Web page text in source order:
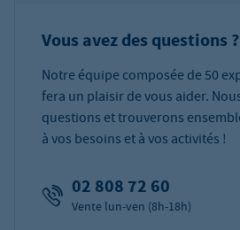
Vous avez des questions ?
Notre équipe composée de 50
fera un plaisir de vous aider.
questions et trouverons
à vos besoins et à vos activités !
02 808 72 60
Vente lun-ven (8h-18h)